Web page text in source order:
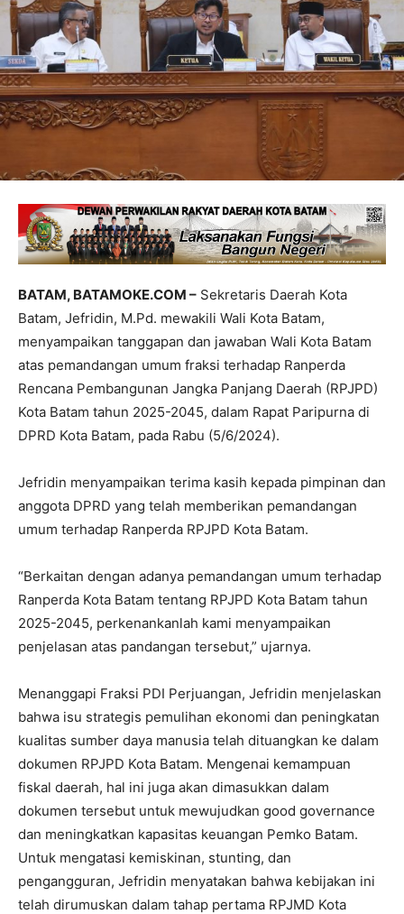
BATAM, BATAMOKE.COM – Sekretaris Daerah Kota
Batam, Jefridin, M.Pd. mewakili Wali Kota Batam,
menyampaikan tanggapan dan jawaban Wali Kota Batam
atas pemandangan umum fraksi terhadap Ranperda
Rencana Pembangunan Jangka Panjang Daerah (RPJPD)
Kota Batam tahun 2025-2045, dalam Rapat Paripurna di
DPRD Kota Batam, pada Rabu (5/6/2024).
Jefridin menyampaikan terima kasih kepada pimpinan dan
anggota DPRD yang telah memberikan pemandangan
umum terhadap Ranperda RPJPD Kota Batam.
“Berkaitan dengan adanya pemandangan umum terhadap
Ranperda Kota Batam tentang RPJPD Kota Batam tahun
2025-2045, perkenankanlah kami menyampaikan
penjelasan atas pandangan tersebut,” ujarnya.
Menanggapi Fraksi PDI Perjuangan, Jefridin menjelaskan
bahwa isu strategis pemulihan ekonomi dan peningkatan
kualitas sumber daya manusia telah dituangkan ke dalam
dokumen RPJPD Kota Batam. Mengenai kemampuan
fiskal daerah, hal ini juga akan dimasukkan dalam
dokumen tersebut untuk mewujudkan good governance
dan meningkatkan kapasitas keuangan Pemko Batam.
Untuk mengatasi kemiskinan, stunting, dan
pengangguran, Jefridin menyatakan bahwa kebijakan ini
telah dirumuskan dalam tahap pertama RPJMD Kota